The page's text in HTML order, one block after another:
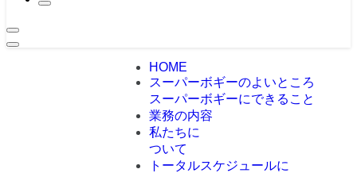
HOME
スーパーボギーのよいところ
スーパーボギーにできること
業務の内容
私たちに
ついて
トータルスケジュールに